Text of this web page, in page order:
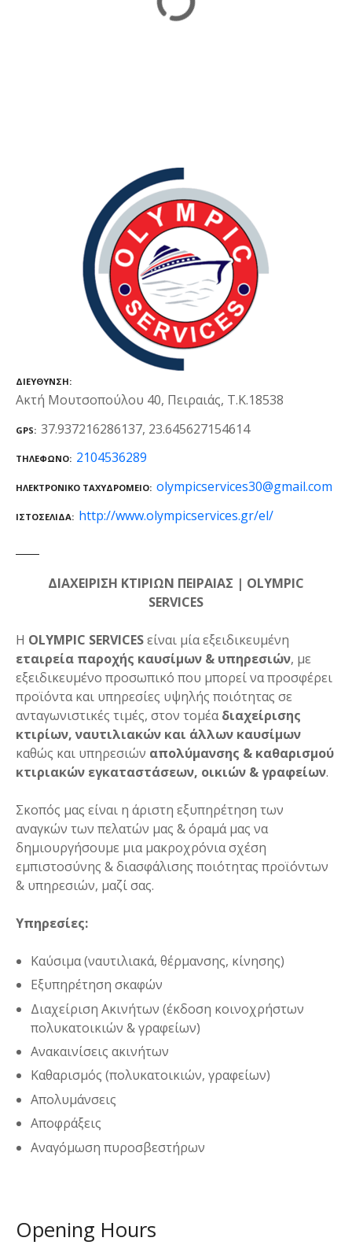
ΔΙΕΎΘΥΝΣΗ
Ακτή Μουτσοπούλου 40, Πειραιάς, Τ.Κ.18538
GPS 37.937216286137, 23.645627154614
ΤΗΛΈΦΩΝΟ 2104536289
ΗΛΕΚΤΡΟΝΙΚΌ ΤΑΧΥΔΡΟΜΕΊΟ olympicservices30@gmail.com
ΙΣΤΟΣΕΛΊΔΑ http://www.olympicservices.gr/el/
ΔΙΑΧΕΙΡΙΣΗ ΚΤΙΡΙΩΝ ΠΕΙΡΑΙΑΣ | OLYMPIC
SERVICES
Η OLYMPIC SERVICESείναι μία εξειδικευμένη
εταιρεία παροχής καυσίμων & υπηρεσιών, με
εξειδικευμένο προσωπικό που μπορεί να προσφέρει
προϊόντα και υπηρεσίες υψηλής ποιότητας σε
ανταγωνιστικές τιμές, στον τομέαδιαχείρισης
κτιρίων, ναυτιλιακών και άλλων καυσίμων
καθώς και υπηρεσιών απολύμανσης & καθαρισμού
κτιριακών εγκαταστάσεων, οικιών & γραφείων.
Σκοπός μας είναι η άριστη εξυπηρέτηση των
αναγκών των πελατών μας & όραμά μας να
δημιουργήσουμε μια μακροχρόνια σχέση
εμπιστοσύνης & διασφάλισης ποιότητας προϊόντων
& υπηρεσιών, μαζί σας.
Υπηρεσίες:
Καύσιμα (ναυτιλιακά, θέρμανσης, κίνησης)
Εξυπηρέτηση σκαφών
Διαχείριση Ακινήτων (έκδοση κοινοχρήστων
πολυκατοικιών & γραφείων)
Ανακαινίσεις ακινήτων
Καθαρισμός (πολυκατοικιών, γραφείων)
Απολυμάνσεις
Αποφράξεις
Αναγόμωση πυροσβεστήρων
Opening Hours